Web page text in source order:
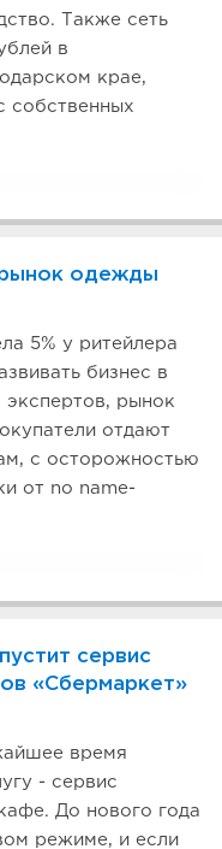
Также сеть
в
крае,
собственных
одежды
5% у ритейлера
бизнес в
рынок
отдают
с осторожностью
от no name-
сервис
«Сбермаркет»
время
- сервис
До нового года
режиме, и если